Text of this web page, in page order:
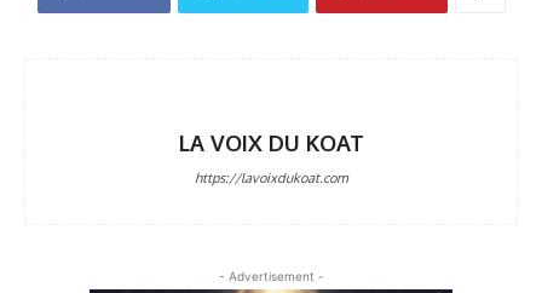
LA VOIX DU KOAT
https://lavoixdukoat.com
- Advertisement -